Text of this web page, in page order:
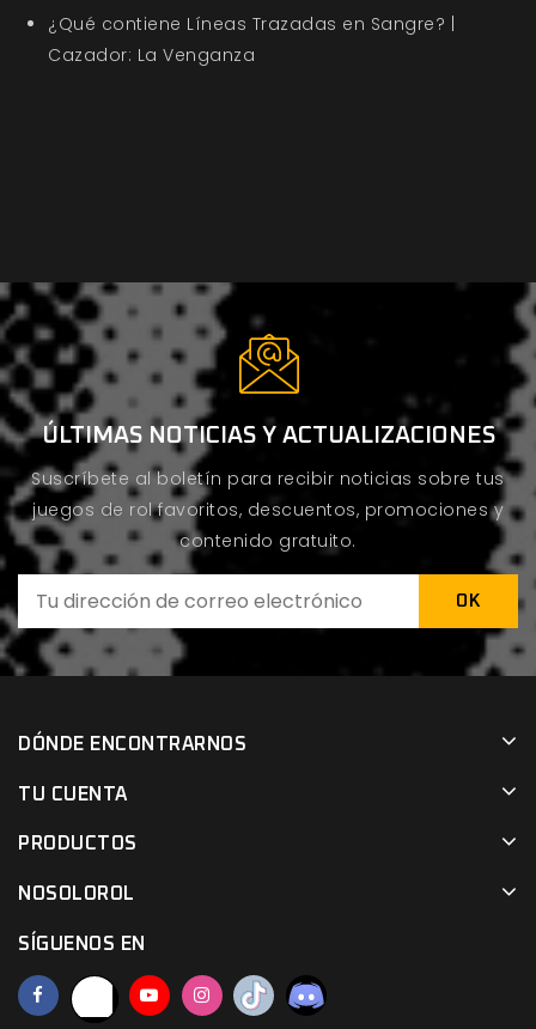
¿Qué contiene Líneas Trazadas en Sangre? |
Cazador: La Venganza
ÚLTIMAS NOTICIAS Y ACTUALIZACIONES
Suscríbete al boletín para recibir noticias sobre tus
juegos de rol favoritos, descuentos, promociones y
contenido gratuito.
DÓNDE ENCONTRARNOS
TU CUENTA
PRODUCTOS
NOSOLOROL
SÍGUENOS EN